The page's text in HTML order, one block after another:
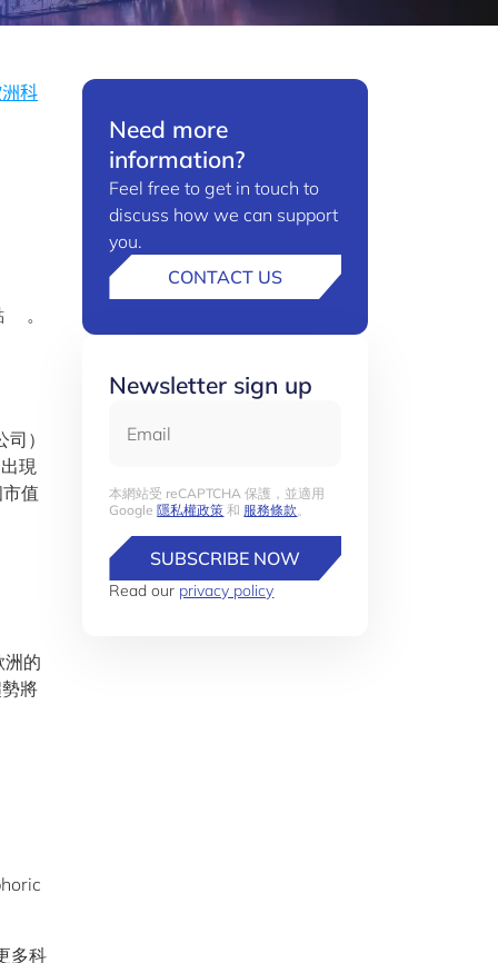
科
。
）
現
值
洲的
將
多科
Need more
information?
Feel free to get in touch to
discuss how we can support
you.
CONTACT US
Newsletter sign up
本網站受 reCAPTCHA 保護，並適用
Google隱私權政策 和 服務條款。
SUBSCRIBE NOW
Read our privacy policy